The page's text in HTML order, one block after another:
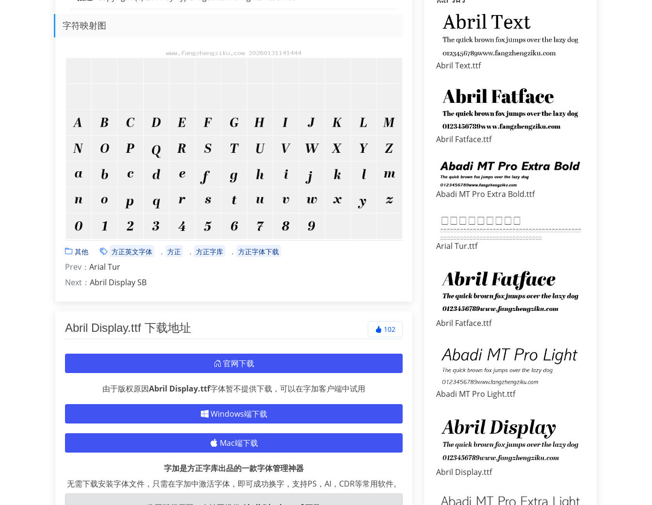
字符映射图
其他 方正英文字体 方正 方正字库 方正字体下载
Prev： Arial Tur
Next： Abril Display SB
102
Abril Display.ttf 下载地址
官网下载
由于版权原因Abril Display.ttf字体暂不提供下载，可以在字加客户端中试用
Windows端下载
Mac端下载
字加是方正字库出品的一款字体管理神器
无需下载安装字体文件，只需在字加中激活字体，即可成功换字，支持PS，AI，CDR等常用软件。
Abril Text.ttf
Abril Fatface.ttf
Abadi MT Pro Extra Bold.ttf
Arial Tur.ttf
Abril Fatface.ttf
Abadi MT Pro Light.ttf
Abril Display.ttf